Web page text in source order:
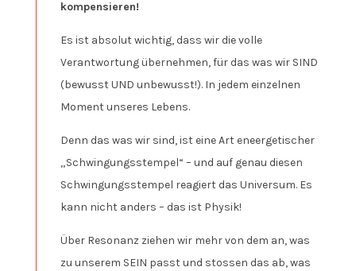
kompensieren!
Es ist absolut wichtig, dass wir die volle
Verantwortung übernehmen, für das was wir SIND
(bewusst UND unbewusst!). In jedem einzelnen
Moment unseres Lebens.
Denn das was wir sind, ist eine Art eneergetischer
„Schwingungsstempel“ – und auf genau diesen
Schwingungsstempel reagiert das Universum. Es
kann nicht anders – das ist Physik!
Über Resonanz ziehen wir mehr von dem an, was
zu unserem SEIN passt und stossen das ab, was